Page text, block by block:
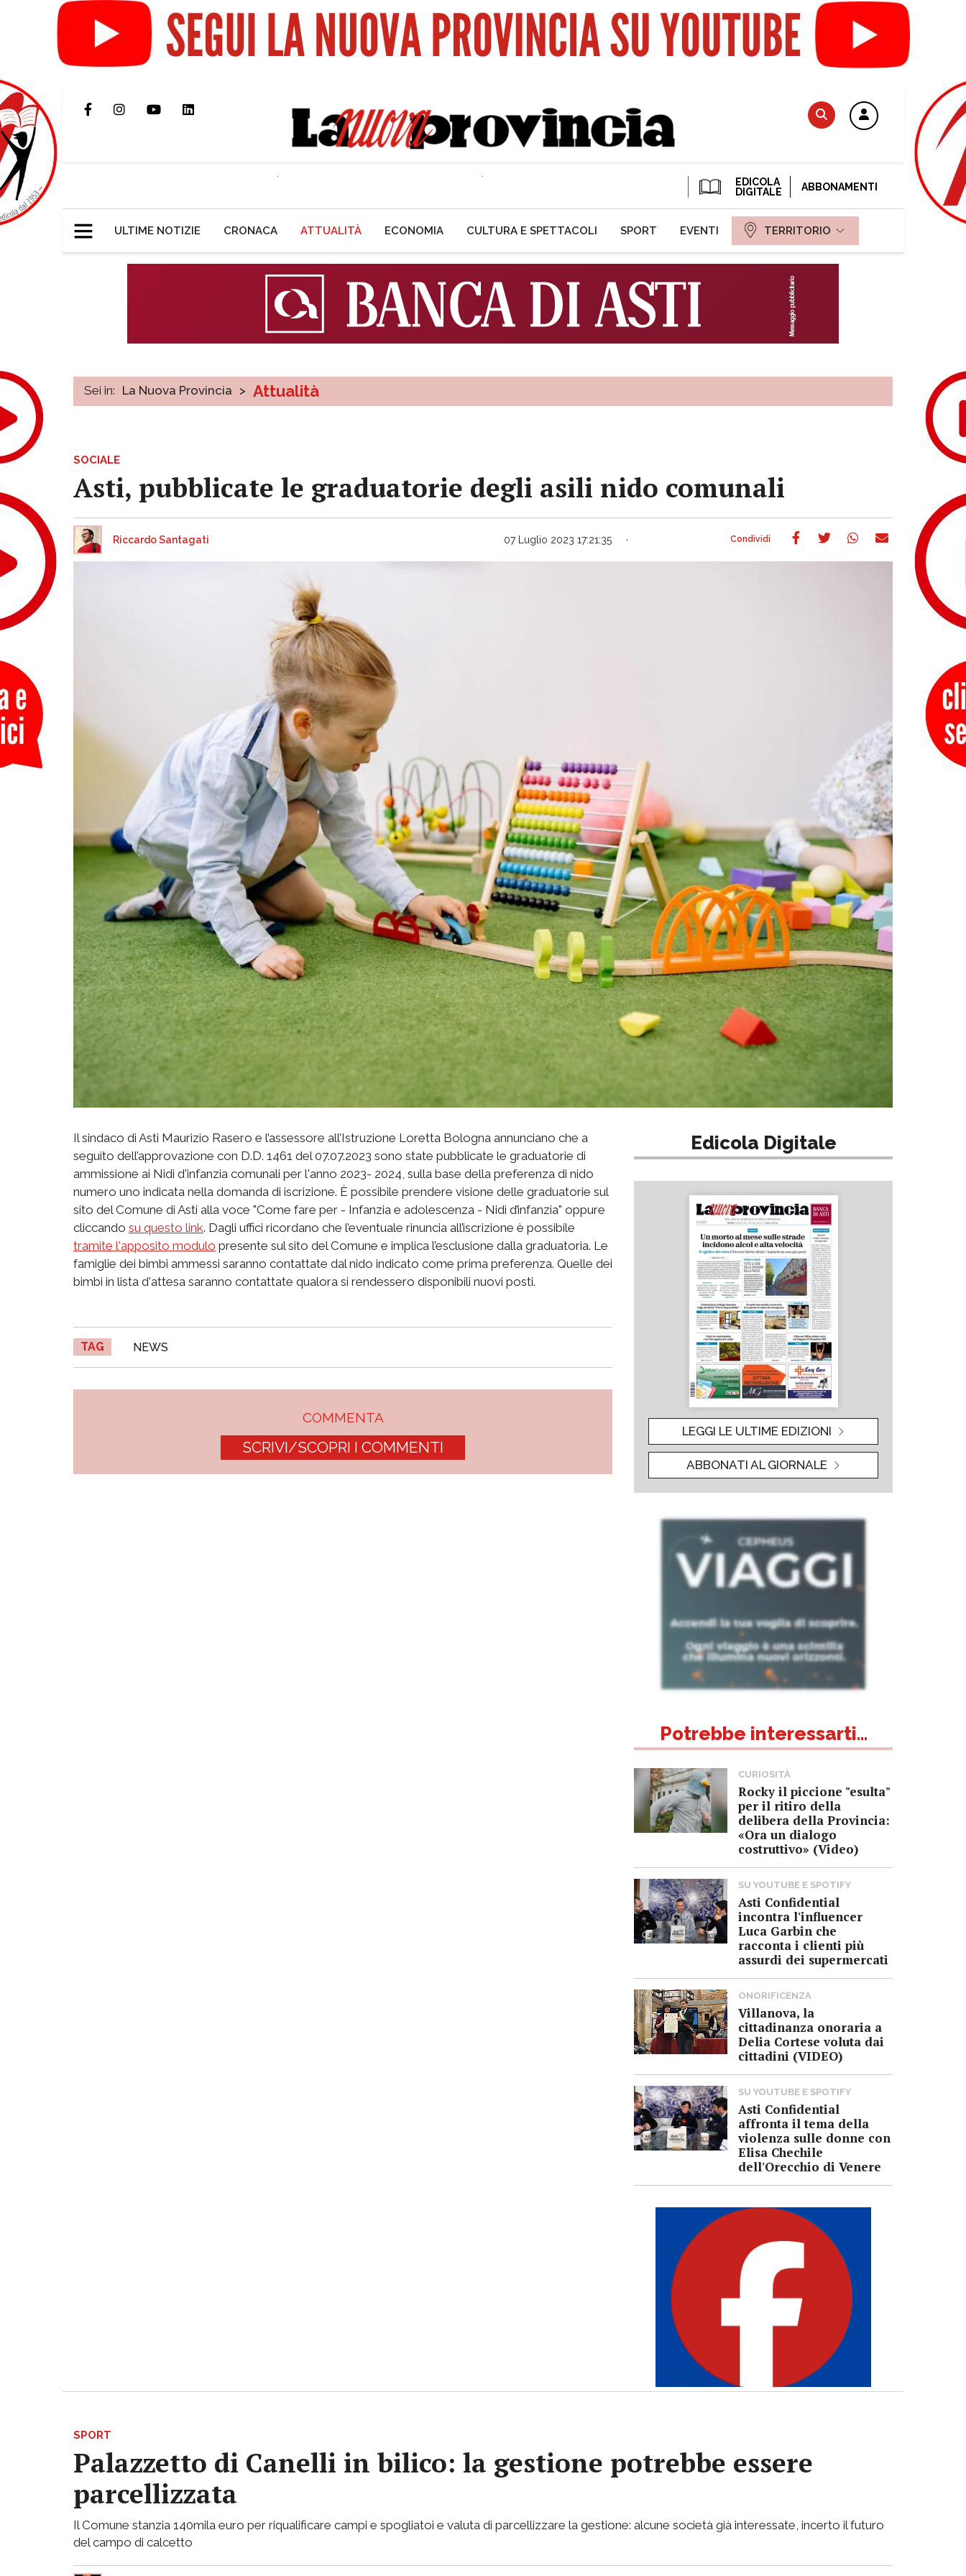
EDICOLA
DIGITALE
ABBONAMENTI
ULTIME NOTIZIE CRONACA ATTUALITÀ ECONOMIA CULTURA E SPETTACOLI SPORT EVENTI TERRITORIO
Sei in: La Nuova Provincia > Attualità
SOCIALE
Asti, pubblicate le graduatorie degli asili nido comunali
Riccardo Santagati 07 Luglio 2023 17:21:35
Il sindaco di Asti Maurizio Rasero e l’assessore all’Istruzione Loretta Bologna annunciano che a
seguito dell’approvazione con D.D. 1461 del 07.07.2023 sono state pubblicate le graduatorie di
ammissione ai Nidi d'infanzia comunali per l'anno 2023- 2024, sulla base della preferenza di nido
numero uno indicata nella domanda di iscrizione. È possibile prendere visione delle graduatorie sul
sito del Comune di Asti alla voce "Come fare per - Infanzia e adolescenza - Nidi d’infanzia" oppure
cliccando su questo link. Dagli uffici ricordano che l’eventuale rinuncia all’iscrizione è possibile
tramite l'apposito modulo presente sul sito del Comune e implica l’esclusione dalla graduatoria. Le
famiglie dei bimbi ammessi saranno contattate dal nido indicato come prima preferenza. Quelle dei
bimbi in lista d'attesa saranno contattate qualora si rendessero disponibili nuovi posti.
TAG NEWS
COMMENTA
SCRIVI/SCOPRI I COMMENTI
Edicola Digitale
LEGGI LE ULTIME EDIZIONI
ABBONATI AL GIORNALE
Potrebbe interessarti...
CURIOSITÀ
Rocky il piccione "esulta"
per il ritiro della
delibera della Provincia:
«Ora un dialogo
costruttivo» (Video)
SU YOUTUBE E SPOTIFY
Asti Confidential
incontra l'influencer
Luca Garbin che
racconta i clienti più
assurdi dei supermercati
ONORIFICENZA
Villanova, la
cittadinanza onoraria a
Delia Cortese voluta dai
cittadini (VIDEO)
SU YOUTUBE E SPOTIFY
Asti Confidential
affronta il tema della
violenza sulle donne con
Elisa Chechile
dell'Orecchio di Venere
SPORT
Palazzetto di Canelli in bilico: la gestione potrebbe essere
parcellizzata
Il Comune stanzia 140mila euro per riqualificare campi e spogliatoi e valuta di parcellizzare la gestione: alcune società già interessate, incerto il futuro
del campo di calcetto